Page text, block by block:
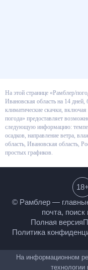
На этой странице
Ивановская область на 14
возможные климатические
часам. «Рамблер/погода»
только общие данные, но и
воздуха, уровень давления,
влажность и многое
Ивановская область,
© Рамблер —
гороскопы, почта,
Полная версия
18+